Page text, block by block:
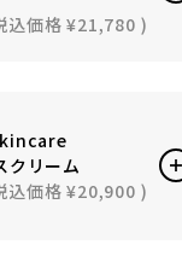
込価格 ¥21,780 )
クリーム
込価格 ¥20,900 )